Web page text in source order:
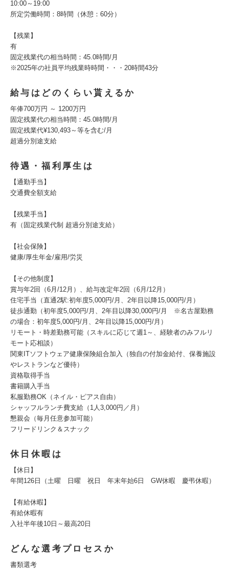
10:00～19:00
所定労働時間：8時間（休憩：60分）
【残業】
有
固定残業代の相当時間：45.0時間/月
※2025年の社員平均残業時時間・・・20時間43分
給与はどのくらい貰えるか
年俸700万円 ～ 1200万円
固定残業代の相当時間：45.0時間/月
固定残業代¥130,493～等を含む/月
超過分別途支給
待遇・福利厚生は
【通勤手当】
交通費全額支給
【残業手当】
有（固定残業代制 超過分別途支給）
【社会保険】
健康/厚生年金/雇用/労災
【その他制度】
賞与年2回（6月/12月）、給与改定年2回（6月/12月）
住宅手当（直通2駅:初年度5,000円/月、2年目以降15,000円/月）
徒歩通勤（初年度5,000円/月、2年目以降30,000円/月 ※名古屋勤務
の場合：初年度5,000円/月、2年目以降15,000円/月）
リモート・時差勤務可能（スキルに応じて週1～、経験者のみフルリ
モート応相談）
関東ITソフトウェア健康保険組合加入（独自の付加金給付、保養施設
やレストランなど優待）
資格取得手当
書籍購入手当
私服勤務OK（ネイル・ピアス自由）
シャッフルランチ費支給（1人3,000円／月）
懇親会（毎月任意参加可能）
フリードリンク＆スナック
休日休暇は
【休日】
年間126日（土曜 日曜 祝日 年末年始6日 GW休暇 慶弔休暇）
【有給休暇】
有給休暇有
入社半年後10日～最高20日
どんな選考プロセスか
書類選考